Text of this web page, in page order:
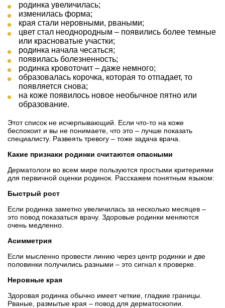
родинка увеличилась;
изменилась форма;
края стали неровными, рваными;
цвет стал неоднородным – появились более темные
или красноватые участки;
родинка начала чесаться;
появилась болезненность;
родинка кровоточит – даже немного;
образовалась корочка, которая то отпадает, то
появляется снова;
на коже появилось новое необычное пятно или
образование.
Этот список не исчерпывающий. Если что-то на коже
беспокоит и вы не понимаете, что это – лучше показать
специалисту. Развеять тревогу – тоже задача врача.
Какие признаки родинки считаются опасными
Дерматологи во всем мире пользуются простыми критериями
для первичной оценки родинок. Расскажем понятным языком:
Быстрый рост
Если родинка заметно увеличилась за несколько месяцев –
это повод показаться врачу. Здоровые родинки меняются
очень медленно.
Асимметрия
Если мысленно провести линию через центр родинки и две
половинки получились разными – это сигнал к проверке.
Неровные края
Здоровая родинка обычно имеет четкие, гладкие границы.
Рваные, размытые края – повод для дерматоскопии.